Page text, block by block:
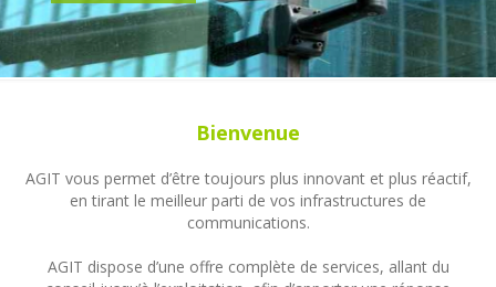
Bienvenue
AGIT vous permet d’être toujours plus innovant et plus réactif,
en tirant le meilleur parti de vos infrastructures de
communications.
AGIT dispose d’une offre complète de services, allant du